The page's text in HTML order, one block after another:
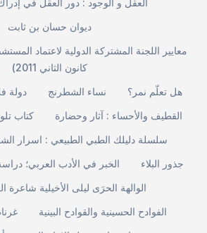
العقل و الوجود : دور العقل في
ديوان حسان بن ثابت
معايير اللجنة المشتركة الدولية لاعتماد
كانون الثاني 2011)
دولة
نساء الشطرنج
هل تعلّم نمر؟
كتاب
القطيف والأحساء : آثار وحضارة
سلسلة دليلك الطبي الطبيعي : اسرار
الخبر في الأدب العربي؛
جذور البلاء
الوالهة الحرَى ليلى الأخيلية شاعرة
الفوادح الحسينية والقوادح البينية